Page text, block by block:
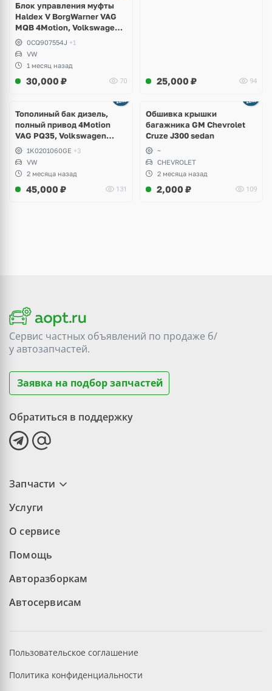
Блок управления муфты
Haldex V BorgWarner VAG
MQB 4Motion, Volkswagen
Tiguan
0CQ907554J +1
VW
1 месяц назад
30,000 ₽ 70 25,000 ₽ 94
Тополиный бак дизель,
полный привод 4Motion
VAG PQ35, Volkswagen
Scirocco, Golf V, VI, Skoda
Yeti, Octavia A5, Superb,
Audi A3, Seat Altea
1K0201060GE +3
VW
2 месяца назад
45,000 ₽ 131
Обшивка крышки
багажника GM Chevrolet
Cruze J300 sedan
~
CHEVROLET
2 месяца назад
2,000 ₽ 109
Сервис частных объявлений по продаже б/
уавтозапчастей.
Заявка на подбор запчастей
Обратиться в поддержку
Запчасти
Услуги
О сервисе
Помощь
Авторазборкам
Автосервисам
Пользовательское соглашение
Политика конфиденциальности